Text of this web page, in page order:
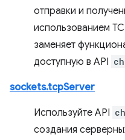
отправки и
использованием
заменяет
доступную в API
sockets.tcpServer
Используйте API
создания